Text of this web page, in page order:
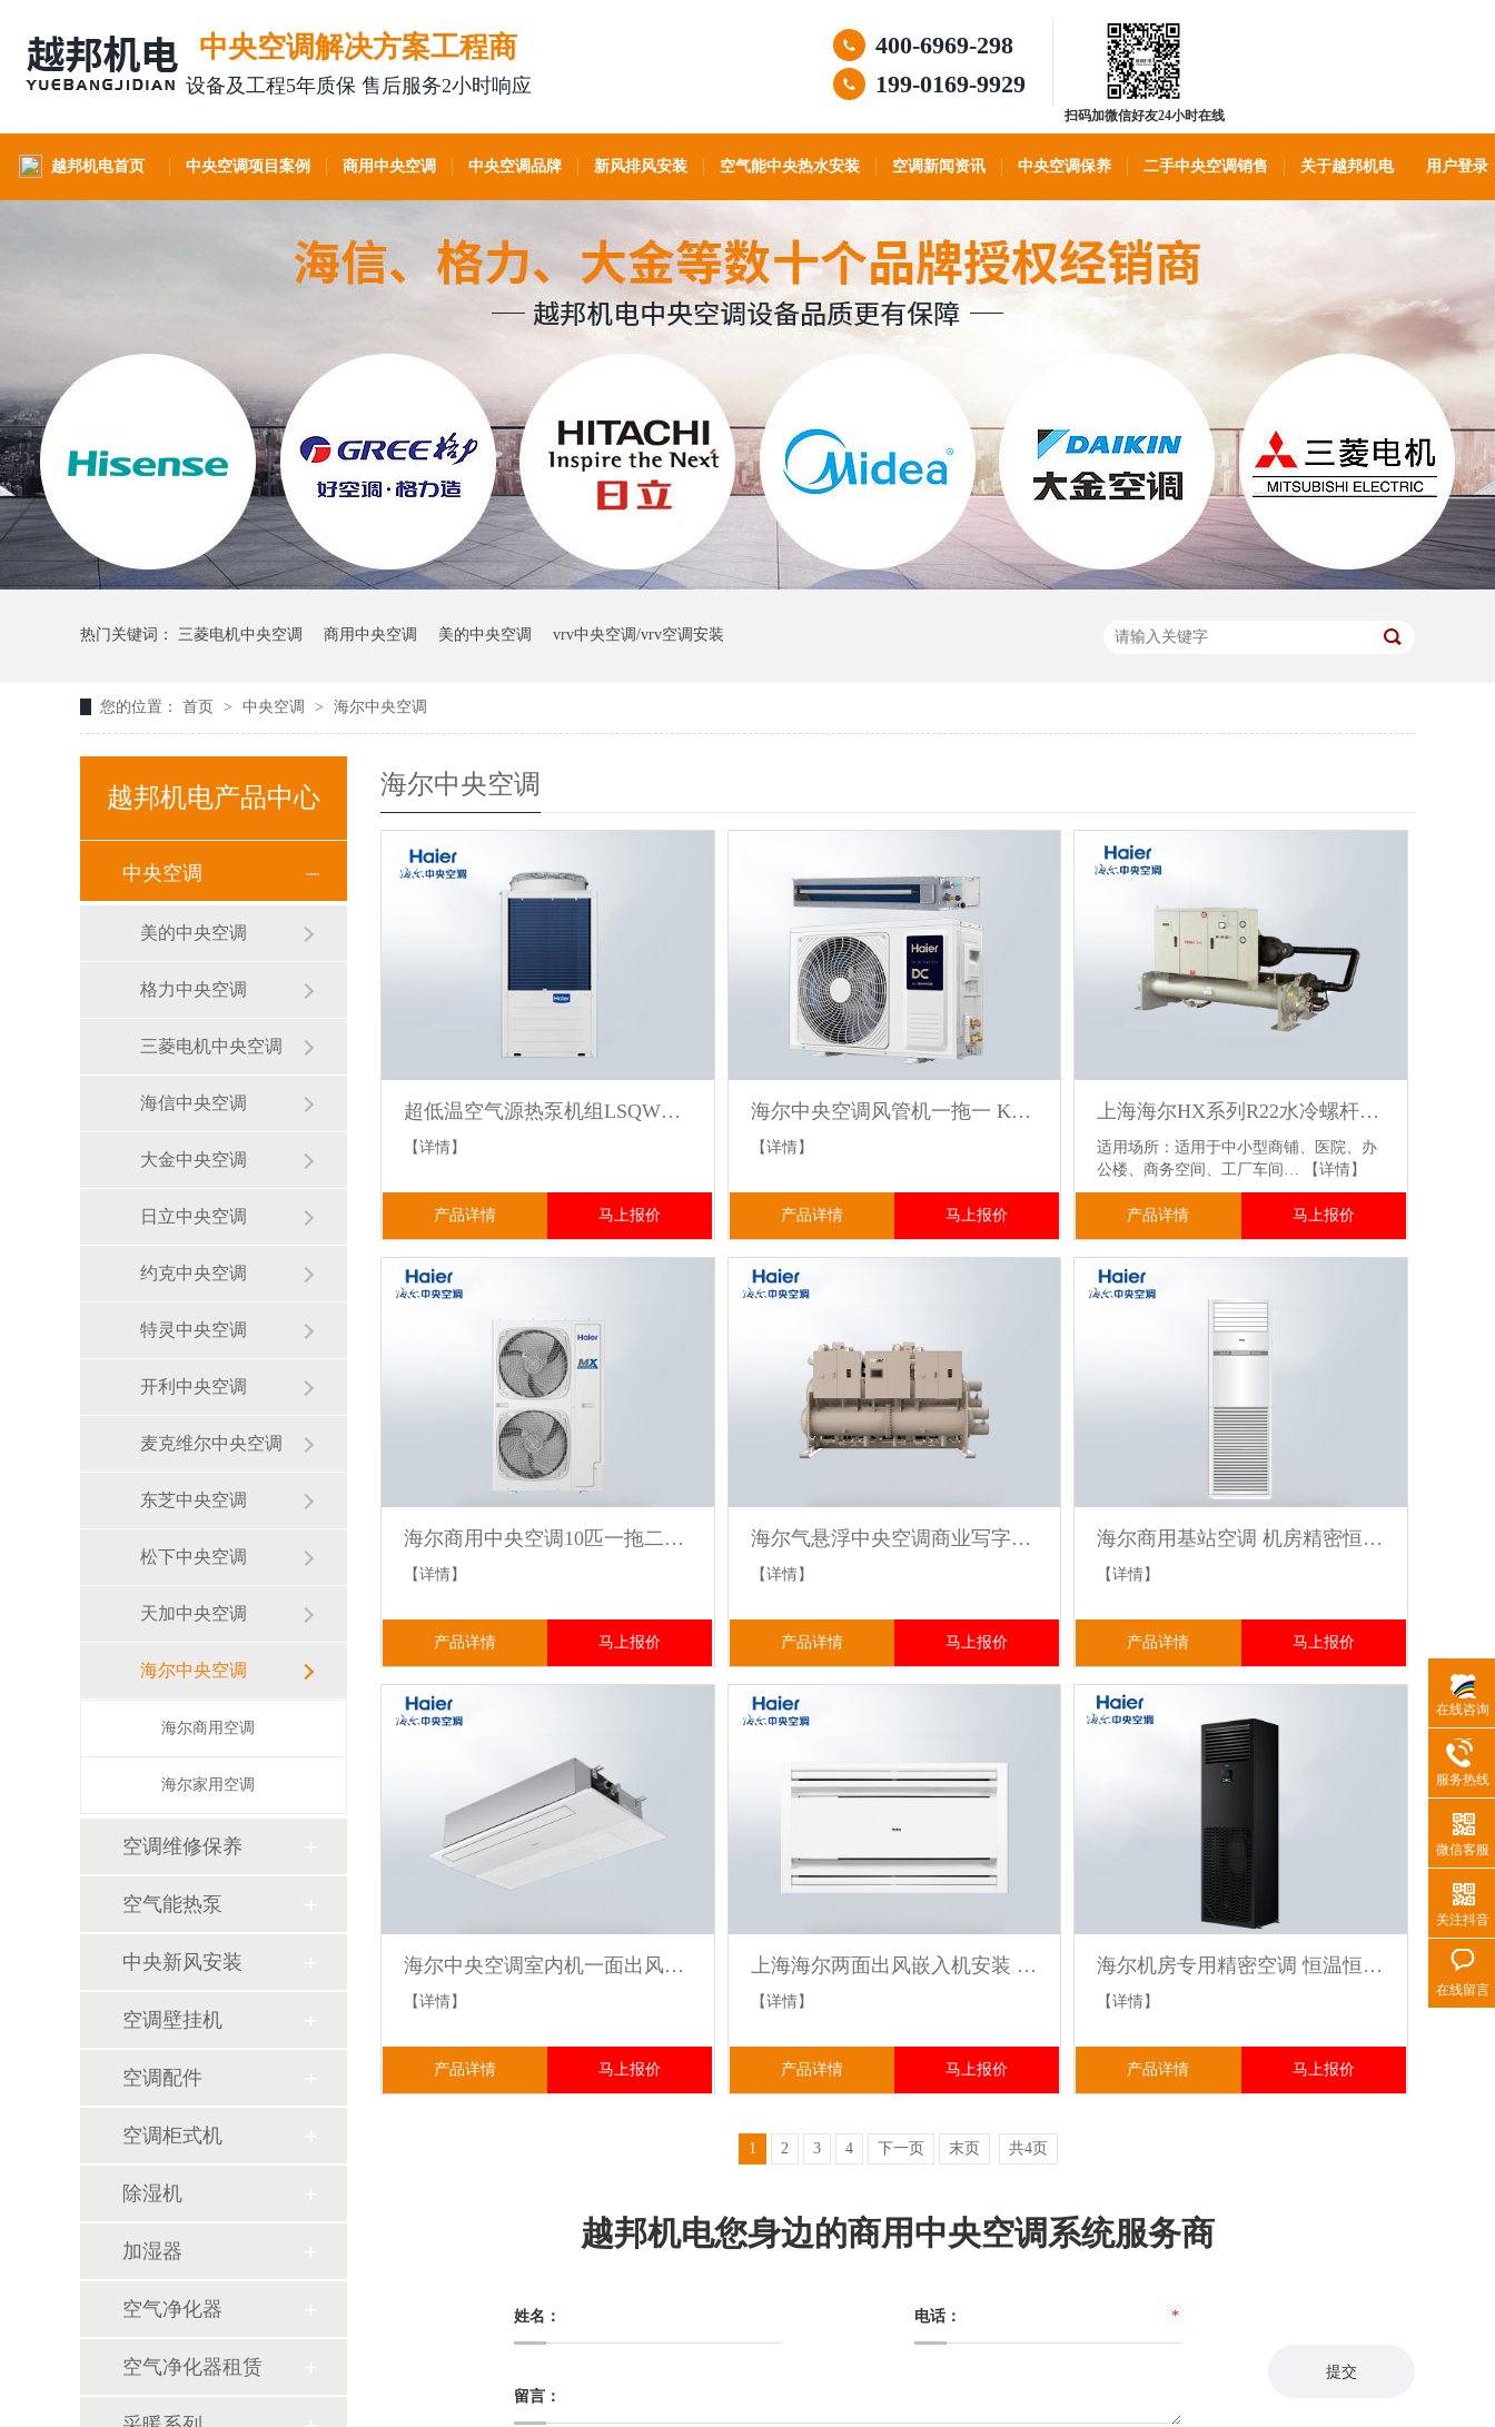
中央空调解决方案工程商
设备及工程5年质保 售后服务2小时响应
400-6969-298
199-0169-9929
扫码加微信好友24小时在线
越邦机电首页 中央空调项目案例 商用中央空调 中央空调品牌 新风排风安装 空气能中央热水安装 空调新闻资讯 中央空调保养 二手中央空调销售 关于越邦机电 用户登录
热门关键词： 三菱电机中央空调 商用中央空调 美的中央空调 vrv中央空调/vrv空调安装
您的位置： 首页 > 中央空调 > 海尔中央空调
越邦机电产品中心
中央空调
美的中央空调
格力中央空调
三菱电机中央空调
海信中央空调
大金中央空调
日立中央空调
约克中央空调
特灵中央空调
开利中央空调
麦克维尔中央空调
东芝中央空调
松下中央空调
天加中央空调
海尔中央空调
海尔商用空调
海尔家用空调
空调维修保养
空气能热泵
中央新风安装
空调壁挂机
空调配件
空调柜式机
除湿机
加湿器
空气净化器
空气净化器租赁
海尔中央空调
超低温空气源热泵机组LSQWRF40/R2(D)Y-H 中央空调水系统冷暖二联供
【详情】
产品详情 马上报价
海尔中央空调风管机一拖一 KFRd-35NW/75EF81 云睿1.5匹 一级能效嵌入式变频冷暖
【详情】
产品详情 马上报价
上海海尔HX系列R22水冷螺杆机 办公楼工厂车间中央空调 节能改造 越邦机电
适用场所：适用于中小型商铺、医院、办
公楼、商务空间、工厂车间…
【详情】
产品详情 马上报价
海尔商用中央空调10匹一拖二商铺厂房办公室设计施工方案
【详情】
产品详情 马上报价
海尔气悬浮中央空调商业写字楼与暖通设计安装一站式服务
【详情】
产品详情 马上报价
海尔商用基站空调 机房精密恒温恒湿 380V24 小时运行 - 越邦
【详情】
产品详情 马上报价
海尔中央空调室内机一面出风嵌入机静音运转送风均匀
【详情】
产品详情 马上报价
上海海尔两面出风嵌入机安装 商用嵌入机选型设计
【详情】
产品详情 马上报价
海尔机房专用精密空调 恒温恒湿 24h 运行 多匹数可选包安装
【详情】
产品详情 马上报价
1 2 3 4 下一页 末页 共4页
越邦机电您身边的商用中央空调系统服务商
姓名： 电话： *
留言：
在线咨询
服务热线
微信客服
关注抖音
在线留言